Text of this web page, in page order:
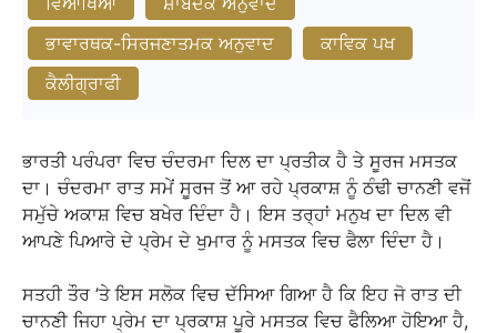
ਭਾਵਾਰਥਕ-ਸਿਰਜਣਾਤਮਕ ਅਨੁਵਾਦ
ਕਾਵਿਕ ਪਖ
ਕੈਲੀਗ੍ਰਾਫੀ
ਭਾਰਤੀ ਪਰੰਪਰਾ ਵਿਚ ਚੰਦਰਮਾ ਦਿਲ ਦਾ ਪ੍ਰਤੀਕ ਹੈ ਤੇ ਸੂਰਜ ਮਸਤਕ
ਦਾ। ਚੰਦਰਮਾ ਰਾਤ ਸਮੇਂ ਸੂਰਜ ਤੋਂ ਆ ਰਹੇ ਪ੍ਰਕਾਸ਼ ਨੂੰ ਠੰਢੀ ਚਾਨਣੀ ਵਜੋਂ
ਸਮੁੱਚੇ ਅਕਾਸ਼ ਵਿਚ ਬਖੇਰ ਦਿੰਦਾ ਹੈ। ਇਸ ਤਰ੍ਹਾਂ ਮਨੁਖ ਦਾ ਦਿਲ ਵੀ
ਆਪਣੇ ਪਿਆਰੇ ਦੇ ਪ੍ਰੇਮ ਦੇ ਖੁਮਾਰ ਨੂੰ ਮਸਤਕ ਵਿਚ ਫੈਲਾ ਦਿੰਦਾ ਹੈ।
ਸਤਹੀ ਤੌਰ ’ਤੇ ਇਸ ਸਲੋਕ ਵਿਚ ਦੱਸਿਆ ਗਿਆ ਹੈ ਕਿ ਇਹ ਜੋ ਰਾਤ ਦੀ
ਚਾਨਣੀ ਜਿਹਾ ਪ੍ਰੇਮ ਦਾ ਪ੍ਰਕਾਸ਼ ਪੂਰੇ ਮਸਤਕ ਵਿਚ ਫੈਲਿਆ ਹੋਇਆ ਹੈ,